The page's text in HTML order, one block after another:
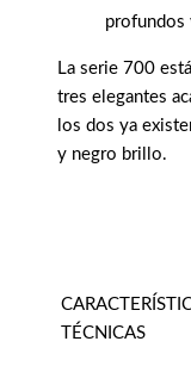
profundos
La serie 700
tres elegantes
los dos ya
y negro brillo.
TÉCNICAS